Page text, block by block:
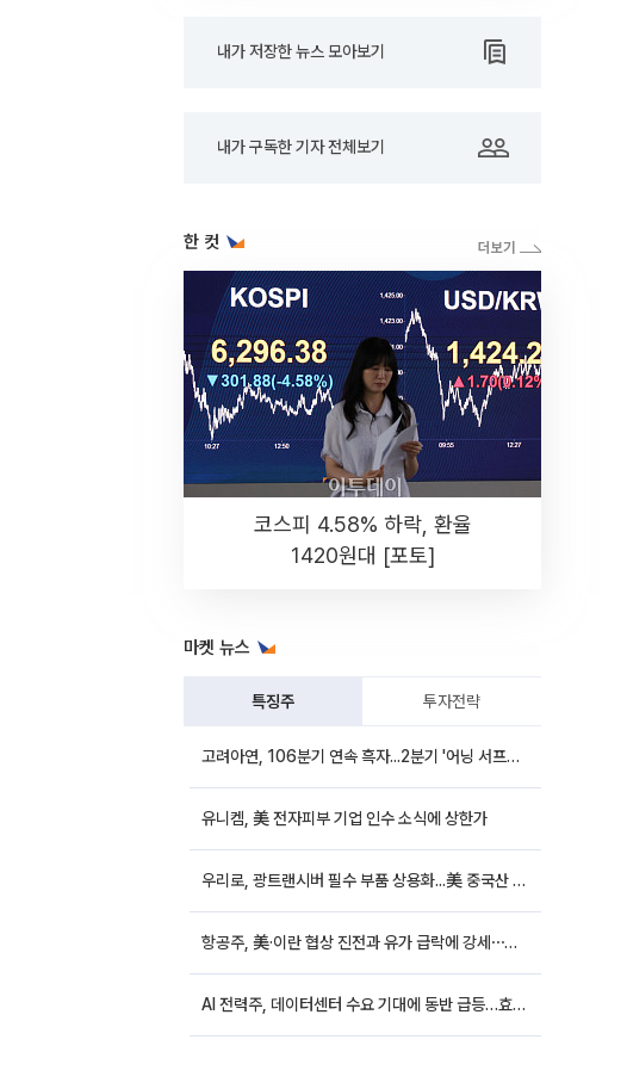
내가 저장한 뉴스 모아보기
내가 구독한 기자 전체보기
한 컷
코스피 4.58% 하락, 환율
1420원대 [포토]
마켓 뉴스
특징주 투자전략
고려아연, 106분기 연속 흑자...2분기 '어닝 서프라이즈'에 장 초반 12%대 강세
유니켐, 美 전자피부 기업 인수 소식에 상한가
우리로, 광트랜시버 필수 부품 상용화...美 중국산 퇴출 추진에 상승세
항공주, 美·이란 협상 진전과 유가 급락에 강세⋯한진칼 8%↑
AI 전력주, 데이터센터 수요 기대에 동반 급등…효성중공업 10%↑